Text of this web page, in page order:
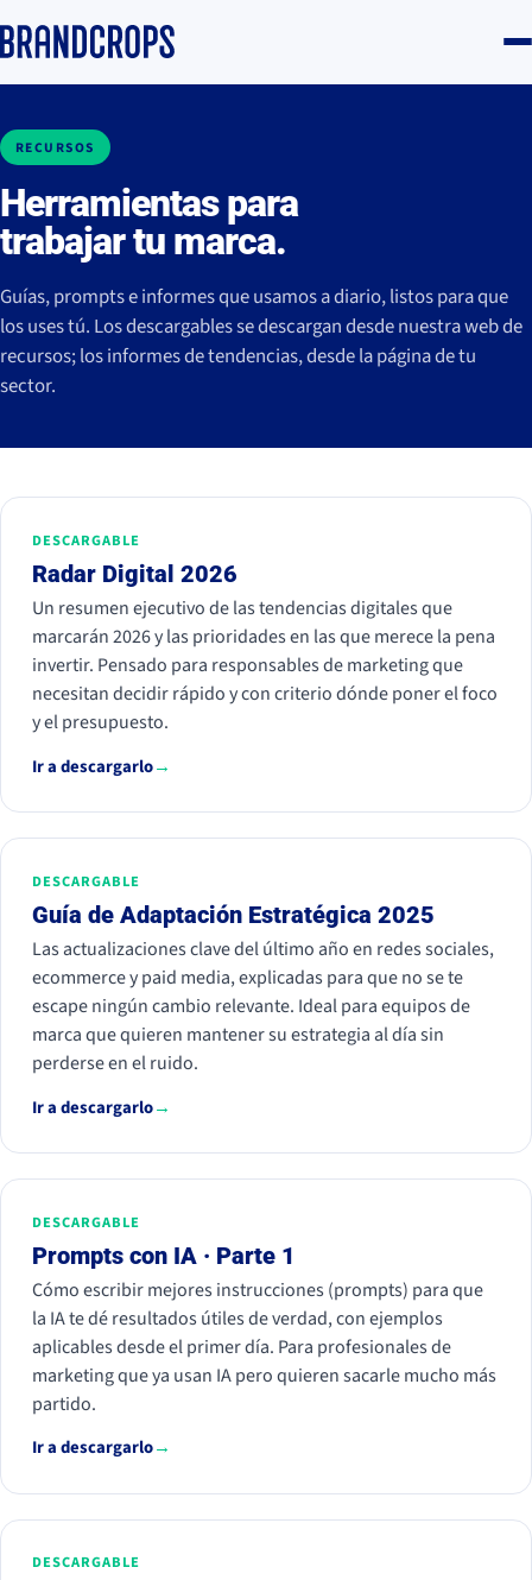
RECURSOS
Herramientas para
trabajar tu marca.
Guías, prompts e informes que usamos a diario, listos para que
los uses tú. Los descargables se descargan desde nuestra web de
recursos; los informes de tendencias, desde la página de tu
sector.
DESCARGABLE
Radar Digital 2026
Un resumen ejecutivo de las tendencias digitales que
marcarán 2026 y las prioridades en las que merece la pena
invertir. Pensado para responsables de marketing que
necesitan decidir rápido y con criterio dónde poner el foco
y el presupuesto.
Ir a descargarlo→
DESCARGABLE
Guía de Adaptación Estratégica 2025
Las actualizaciones clave del último año en redes sociales,
ecommerce y paid media, explicadas para que no se te
escape ningún cambio relevante. Ideal para equipos de
marca que quieren mantener su estrategia al día sin
perderse en el ruido.
Ir a descargarlo→
DESCARGABLE
Prompts con IA · Parte 1
Cómo escribir mejores instrucciones (prompts) para que
la IA te dé resultados útiles de verdad, con ejemplos
aplicables desde el primer día. Para profesionales de
marketing que ya usan IA pero quieren sacarle mucho más
partido.
Ir a descargarlo→
DESCARGABLE